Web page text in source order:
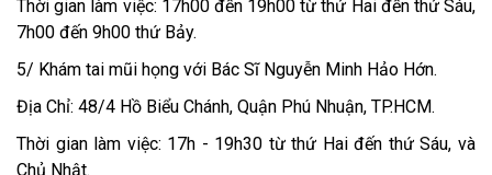
Thời gian làm việc: 17h00 đến 19h00 từ thứ Hai đến thứ Sáu,
7h00 đến 9h00 thứ Bảy.
5/ Khám tai mũi họng với Bác Sĩ Nguyễn Minh Hảo Hớn.
Địa Chỉ: 48/4 Hồ Biểu Chánh, Quận Phú Nhuận, TP.HCM.
Thời gian làm việc: 17h - 19h30 từ thứ Hai đến thứ Sáu, và
Chủ Nhật.